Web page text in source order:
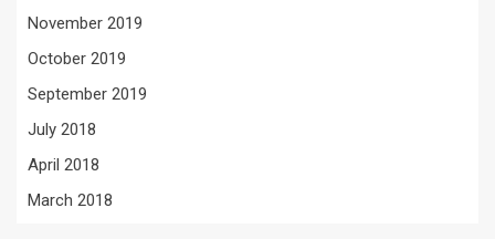
November 2019
October 2019
September 2019
July 2018
April 2018
March 2018